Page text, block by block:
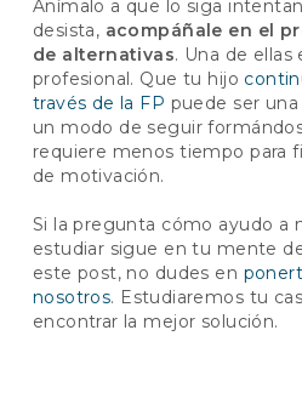
Anímalo a que lo siga
desista, acompáñale en el
de alternativas. Una de ellas
profesional. Que tu hijo
través de la FP puede ser
un modo de seguir
requiere menos tiempo para
de motivación.
Si la pregunta cómo ayudo a
estudiar sigue en tu mente
este post, no dudes en
nosotros. Estudiaremos tu
encontrar la mejor solución.